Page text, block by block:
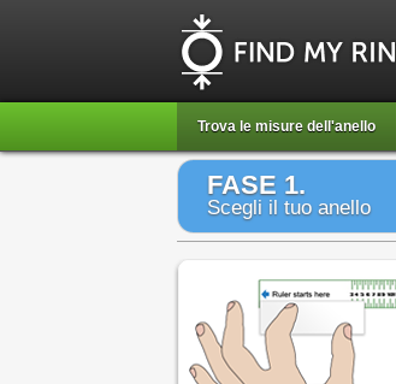
Trova le misure dell'anello
FASE 1.
Scegli il tuo anello